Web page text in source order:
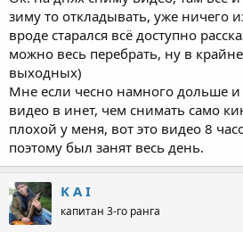
зиму то откладывать, уже ничего
вроде старался всё доступно
можно весь перебрать, ну в
выходных)
Мне если чесно намного дольше
видео в инет, чем снимать само
плохой у меня, вот это видео 8
поэтому был занят весь день.
K A I
капитан 3-го ранга